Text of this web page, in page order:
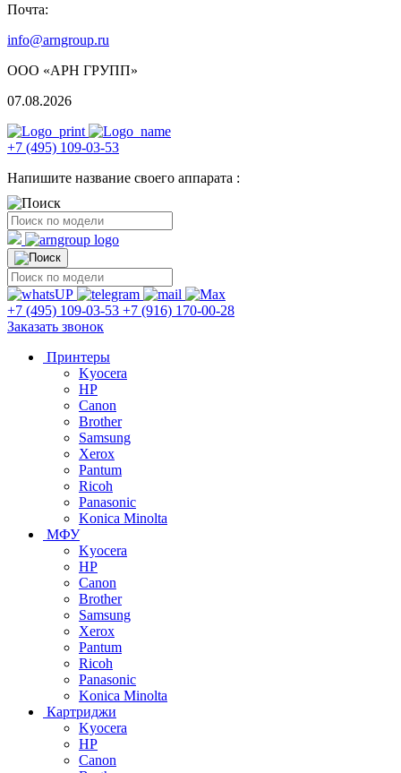
Почта:
info@arngroup.ru
ООО «АРН ГРУПП»
07.08.2026
+7 (495) 109-03-53
Напишите название своего аппарата :
+7 (495) 109-03-53 +7 (916) 170-00-28
Заказать звонок
Принтеры
Kyocera
HP
Canon
Brother
Samsung
Xerox
Pantum
Ricoh
Panasonic
Konica Minolta
МФУ
Kyocera
HP
Canon
Brother
Samsung
Xerox
Pantum
Ricoh
Panasonic
Konica Minolta
Картриджи
Kyocera
HP
Canon